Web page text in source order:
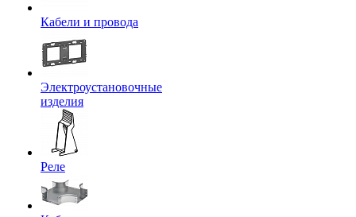
Кабели и провода
Электроустановочные
изделия
Реле